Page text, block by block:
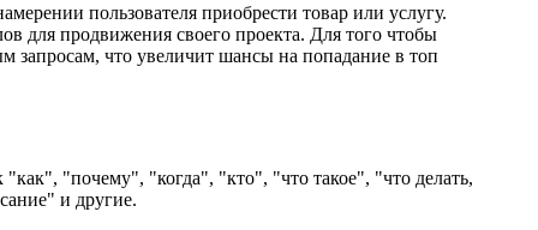
пользователя приобрести товар или услугу.
для продвижения своего проекта. Для того чтобы
запросам, что увеличит шансы на попадание в топ
"почему", "когда", "кто", "что такое", "что делать,
и другие.